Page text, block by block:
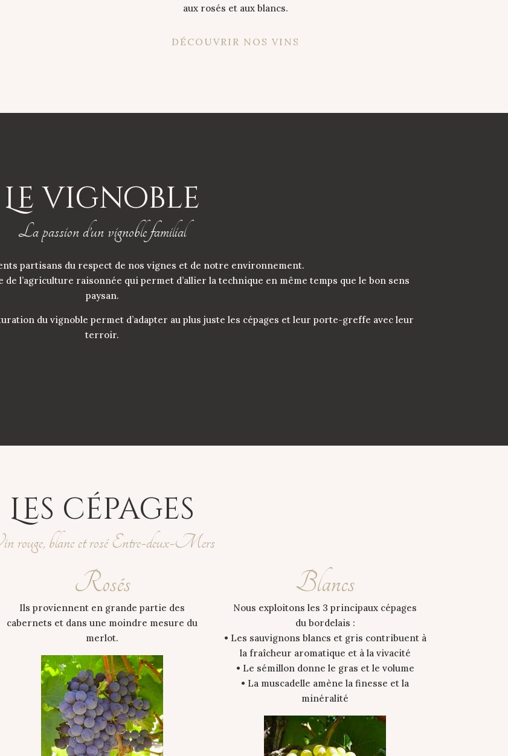
aux rosés et aux blancs.
DÉCOUVRIR NOS VINS
Le vignoble
La passion d’un vignoble familial
partisans du respect de nos vignes et de notre environnement.
l’agriculture raisonnée qui permet d’allier la technique en même temps que le bon sens
paysan.
du vignoble permet d’adapter au plus juste les cépages et leur porte-greffe avec leur
terroir.
Les cépages
rouge, blanc et rosé Entre-deux-Mers
Rosés
Ils proviennent en grande partie des
cabernets et dans une moindre mesure du
merlot.
Blancs
Nous exploitons les 3 principaux cépages
du bordelais :
• Les sauvignons blancs et gris contribuent à
la fraîcheur aromatique et à la vivacité
• Le sémillon donne le gras et le volume
• La muscadelle amène la finesse et la
minéralité